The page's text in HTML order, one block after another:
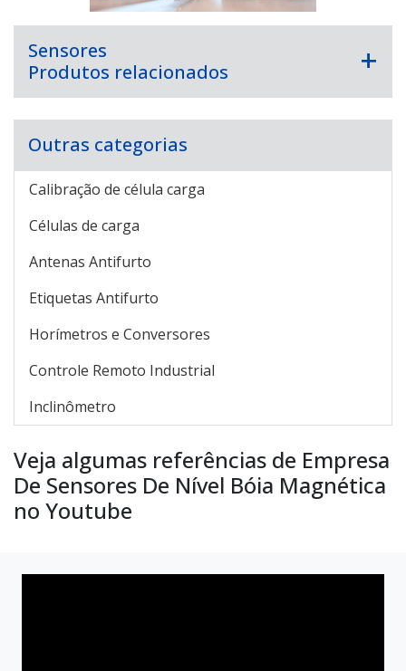
Sensores
Produtos relacionados
Outras categorias
Calibração de célula carga
Células de carga
Antenas Antifurto
Etiquetas Antifurto
Horímetros e Conversores
Controle Remoto Industrial
Inclinômetro
Veja algumas referências de Empresa
De Sensores De Nível Bóia Magnética
no Youtube